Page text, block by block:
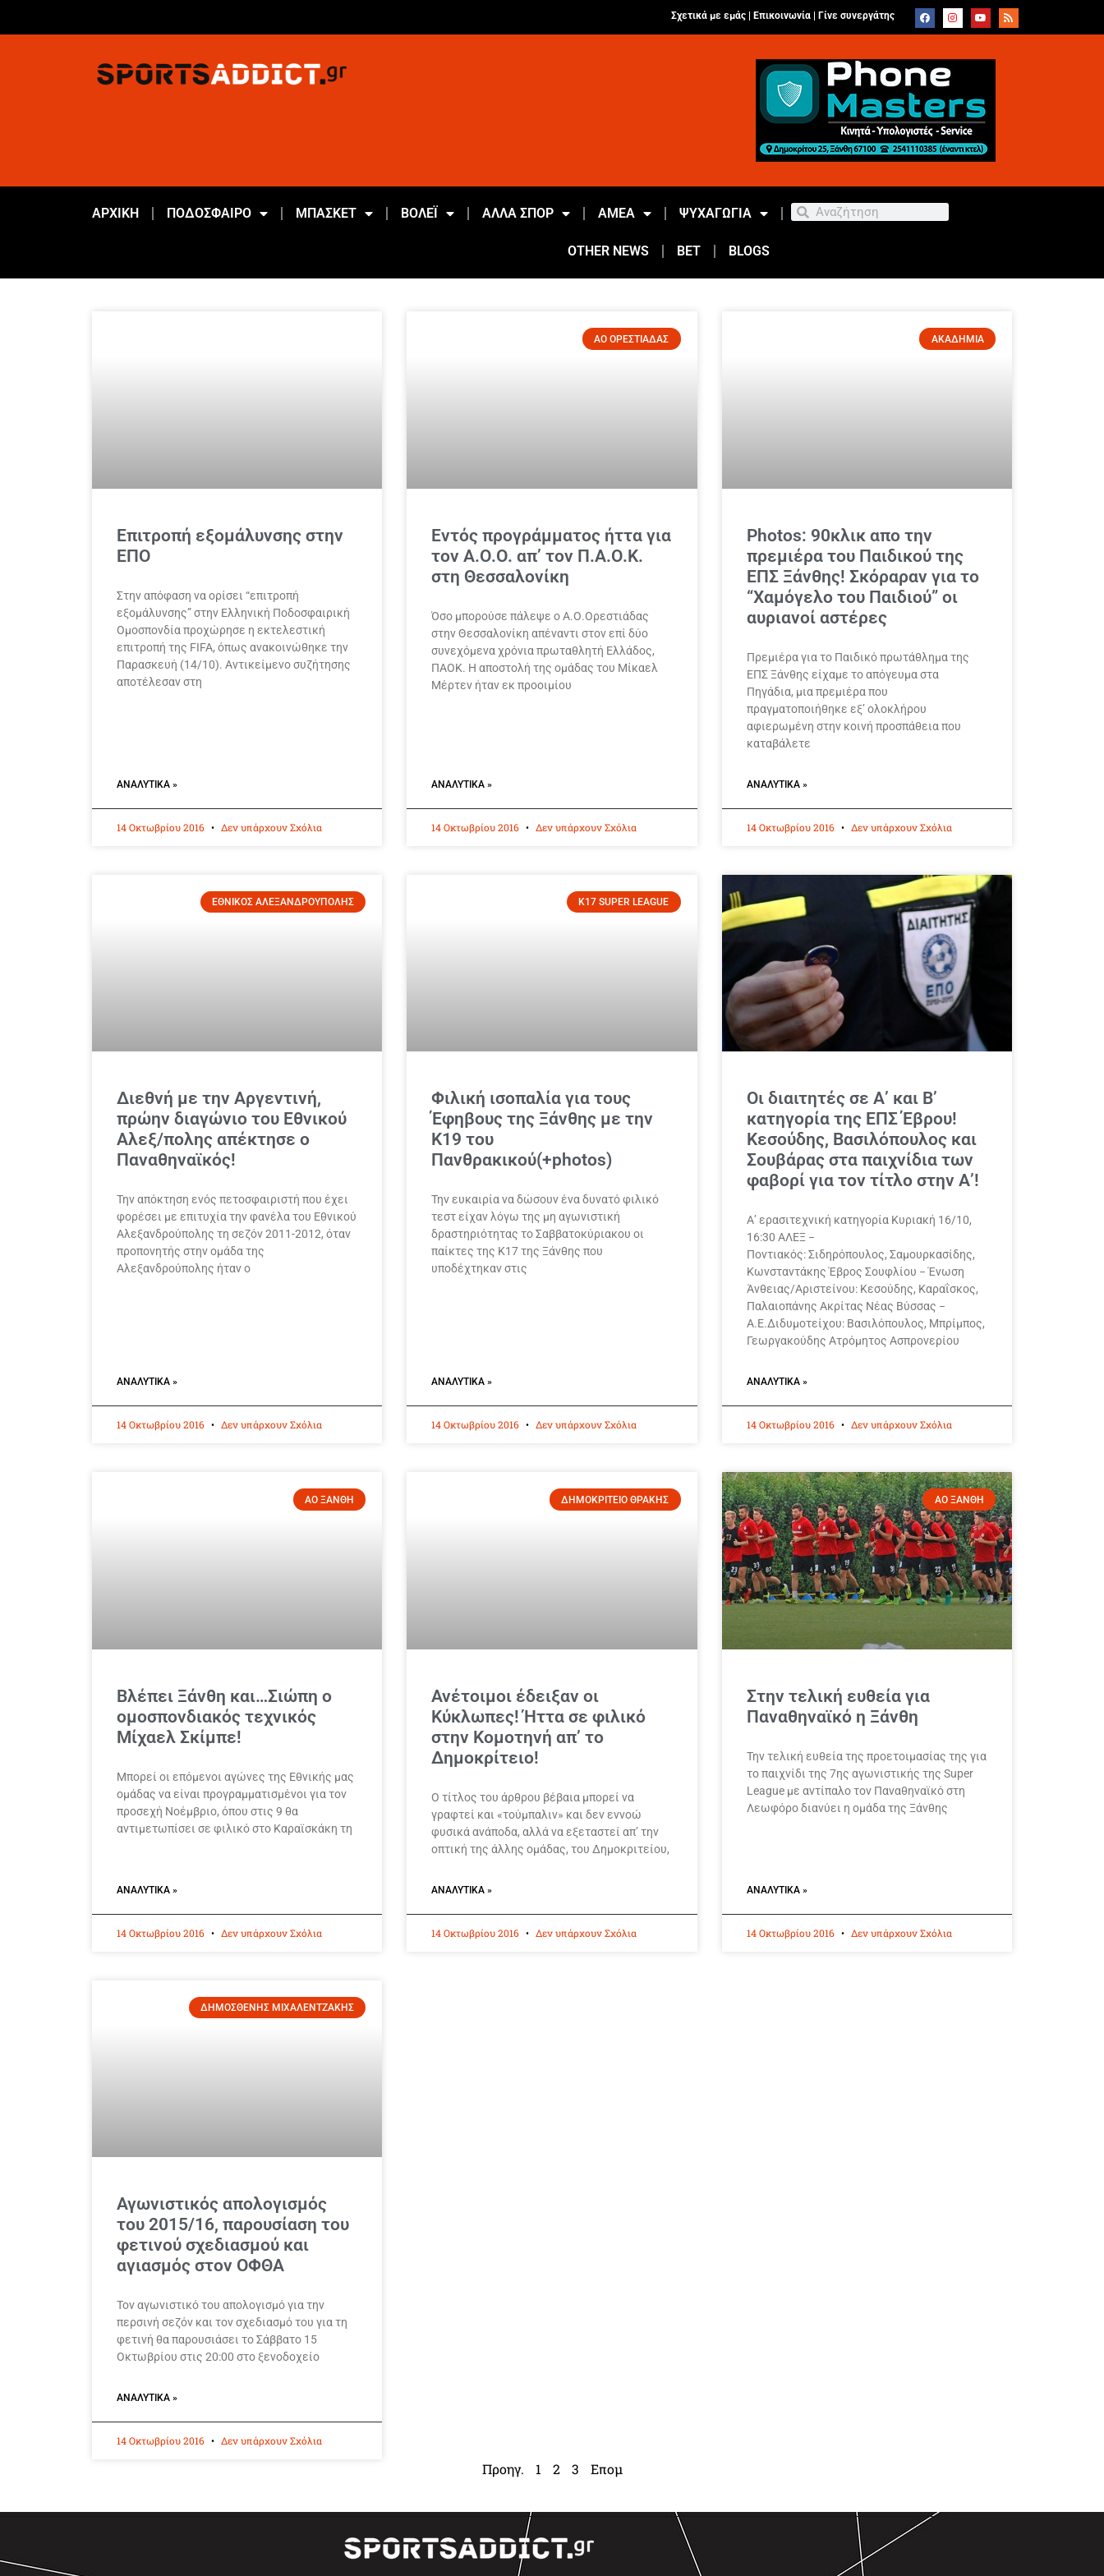
Σχετικά με εμάς | Επικοινωνία Γίνε συνεργάτης
ΑΡΧΙΚΗ ΠΟΔΟΣΦΑΙΡΟ ΜΠΑΣΚΕΤ ΒΟΛΕΪ ΑΛΛΑ ΣΠΟΡ ΑΜΕΑ ΨΥΧΑΓΩΓΙΑ
OTHER NEWS BET BLOGS
Επιτροπή εξομάλυνσης στην
ΕΠΟ
Στην απόφαση να ορίσει “επιτροπή
εξομάλυνσης” στην Ελληνική Ποδοσφαιρική
Ομοσπονδία προχώρησε η εκτελεστική
επιτροπή της FIFA, όπως ανακοινώθηκε την
Παρασκευή (14/10). Αντικείμενο συζήτησης
αποτέλεσαν στη
ΑΝΑΛΥΤΙΚΆ »
14 Οκτωβρίου 2016 Δεν υπάρχουν Σχόλια
ΑΟ ΟΡΕΣΤΙΑΔΑΣ
Εντός προγράμματος ήττα για
τον Α.Ο.Ο. απ’ τον Π.Α.Ο.Κ.
στη Θεσσαλονίκη
Όσο μπορούσε πάλεψε ο Α.Ο.Ορεστιάδας
στην Θεσσαλονίκη απέναντι στον επί δύο
συνεχόμενα χρόνια πρωταθλητή Ελλάδος,
ΠΑΟΚ. Η αποστολή της ομάδας του Μίκαελ
Μέρτεν ήταν εκ προοιμίου
ΑΝΑΛΥΤΙΚΆ »
14 Οκτωβρίου 2016 Δεν υπάρχουν Σχόλια
ΑΚΑΔΗΜΙΑ
Photos: 90κλικ απο την
πρεμιέρα του Παιδικού της
ΕΠΣ Ξάνθης! Σκόραραν για το
“Χαμόγελο του Παιδιού” οι
αυριανοί αστέρες
Πρεμιέρα για το Παιδικό πρωτάθλημα της
ΕΠΣ Ξάνθης είχαμε το απόγευμα στα
Πηγάδια, μια πρεμιέρα που
πραγματοποιήθηκε εξ’ ολοκλήρου
αφιερωμένη στην κοινή προσπάθεια που
καταβάλετε
ΑΝΑΛΥΤΙΚΆ »
14 Οκτωβρίου 2016 Δεν υπάρχουν Σχόλια
ΕΘΝΙΚΟΣ ΑΛΕΞΑΝΔΡΟΥΠΟΛΗΣ
Διεθνή με την Αργεντινή,
πρώην διαγώνιο του Εθνικού
Αλεξ/πολης απέκτησε ο
Παναθηναϊκός!
Την απόκτηση ενός πετοσφαιριστή που έχει
φορέσει με επιτυχία την φανέλα του Εθνικού
Αλεξανδρούπολης τη σεζόν 2011-2012, όταν
προπονητής στην ομάδα της
Αλεξανδρούπολης ήταν ο
ΑΝΑΛΥΤΙΚΆ »
14 Οκτωβρίου 2016 Δεν υπάρχουν Σχόλια
K17 SUPER LEAGUE
Φιλική ισοπαλία για τους
Έφηβους της Ξάνθης με την
Κ19 του
Πανθρακικού(+photos)
Την ευκαιρία να δώσουν ένα δυνατό φιλικό
τεστ είχαν λόγω της μη αγωνιστική
δραστηριότητας το Σαββατοκύριακου οι
παίκτες της Κ17 της Ξάνθης που
υποδέχτηκαν στις
ΑΝΑΛΥΤΙΚΆ »
14 Οκτωβρίου 2016 Δεν υπάρχουν Σχόλια
Οι διαιτητές σε Α’ και Β’
κατηγορία της ΕΠΣ Έβρου!
Κεσούδης, Βασιλόπουλος και
Σουβάρας στα παιχνίδια των
φαβορί για τον τίτλο στην Α’!
Α’ ερασιτεχνική κατηγορία Κυριακή 16/10,
16:30 ΑΛΕΞ −
Ποντιακός: Σιδηρόπουλος, Σαμουρκασίδης,
Κωνσταντάκης Έβρος Σουφλίου − Ένωση
Άνθειας/Αριστείνου: Κεσούδης, Καραΐσκος,
Παλαιοπάνης Ακρίτας Νέας Βύσσας −
Α.Ε.Διδυμοτείχου: Βασιλόπουλος, Μπρίμπος,
Γεωργακούδης Ατρόμητος Ασπρονερίου
ΑΝΑΛΥΤΙΚΆ »
14 Οκτωβρίου 2016 Δεν υπάρχουν Σχόλια
ΑΟ ΞΑΝΘΗ
Βλέπει Ξάνθη και…Σιώπη ο
ομοσπονδιακός τεχνικός
Μίχαελ Σκίμπε!
Μπορεί οι επόμενοι αγώνες της Εθνικής μας
ομάδας να είναι προγραμματισμένοι για τον
προσεχή Νοέμβριο, όπου στις 9 θα
αντιμετωπίσει σε φιλικό στο Καραϊσκάκη τη
ΑΝΑΛΥΤΙΚΆ »
14 Οκτωβρίου 2016 Δεν υπάρχουν Σχόλια
ΔΗΜΟΚΡΙΤΕΙΟ ΘΡΑΚΗΣ
Ανέτοιμοι έδειξαν οι
Κύκλωπες! Ήττα σε φιλικό
στην Κομοτηνή απ’ το
Δημοκρίτειο!
Ο τίτλος του άρθρου βέβαια μπορεί να
γραφτεί και «τούμπαλιν» και δεν εννοώ
φυσικά ανάποδα, αλλά να εξεταστεί απ’ την
οπτική της άλλης ομάδας, του Δημοκριτείου,
ΑΝΑΛΥΤΙΚΆ »
14 Οκτωβρίου 2016 Δεν υπάρχουν Σχόλια
ΑΟ ΞΑΝΘΗ
Στην τελική ευθεία για
Παναθηναϊκό η Ξάνθη
Την τελική ευθεία της προετοιμασίας της για
το παιχνίδι της 7ης αγωνιστικής της Super
League με αντίπαλο τον Παναθηναϊκό στη
Λεωφόρο διανύει η ομάδα της Ξάνθης
ΑΝΑΛΥΤΙΚΆ »
14 Οκτωβρίου 2016 Δεν υπάρχουν Σχόλια
ΔΗΜΟΣΘΕΝΗΣ ΜΙΧΑΛΕΝΤΖΑΚΗΣ
Αγωνιστικός απολογισμός
του 2015/16, παρουσίαση του
φετινού σχεδιασμού και
αγιασμός στον ΟΦΘΑ
Τον αγωνιστικό του απολογισμό για την
περσινή σεζόν και τον σχεδιασμό του για τη
φετινή θα παρουσιάσει το Σάββατο 15
Οκτωβρίου στις 20:00 στο ξενοδοχείο
ΑΝΑΛΥΤΙΚΆ »
14 Οκτωβρίου 2016 Δεν υπάρχουν Σχόλια
Προηγ. 1 2 3 Επομ